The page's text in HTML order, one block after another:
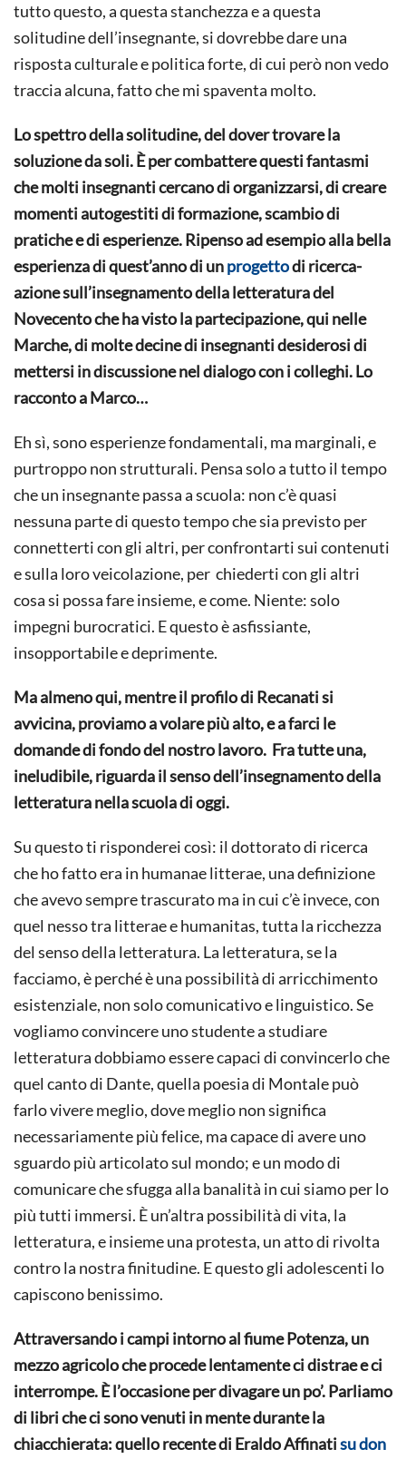
tutto questo, a questa stanchezza e a questa
solitudine dell’insegnante, si dovrebbe dare una
risposta culturale e politica forte, di cui però non vedo
traccia alcuna, fatto che mi spaventa molto.
Lo spettro della solitudine, del dover trovare la
soluzione da soli. È per combattere questi fantasmi
che molti insegnanti cercano di organizzarsi, di creare
momenti autogestiti di formazione, scambio di
pratiche e di esperienze. Ripenso ad esempio alla bella
esperienza di quest’anno di unprogettodi ricerca-
azione sull’insegnamento della letteratura del
Novecento che ha visto la partecipazione, qui nelle
Marche, di molte decine di insegnanti desiderosi di
mettersi in discussione nel dialogo con i colleghi. Lo
racconto a Marco…
Eh sì, sono esperienze fondamentali, ma marginali, e
purtroppo non strutturali. Pensa solo a tutto il tempo
che un insegnante passa a scuola: non c’è quasi
nessuna parte di questo tempo che sia previsto per
connetterti con gli altri, per confrontarti sui contenuti
e sulla loro veicolazione, per chiederti con gli altri
cosa si possa fare insieme, e come. Niente: solo
impegni burocratici. E questo è asfissiante,
insopportabile e deprimente.
Ma almeno qui, mentre il profilo di Recanati si
avvicina, proviamo a volare più alto, e a farci le
domande di fondo del nostro lavoro. Fra tutte una,
ineludibile, riguarda il senso dell’insegnamento della
letteratura nella scuola di oggi.
Su questo ti risponderei così: il dottorato di ricerca
che ho fatto era in humanae litterae, una definizione
che avevo sempre trascurato ma in cui c’è invece, con
quel nesso tra litterae e humanitas, tutta la ricchezza
del senso della letteratura. La letteratura, se la
facciamo, è perché è una possibilità di arricchimento
esistenziale, non solo comunicativo e linguistico. Se
vogliamo convincere uno studente a studiare
letteratura dobbiamo essere capaci di convincerlo che
quel canto di Dante, quella poesia di Montale può
farlo vivere meglio, dove meglio non significa
necessariamente più felice, ma capace di avere uno
sguardo più articolato sul mondo; e un modo di
comunicare che sfugga alla banalità in cui siamo per lo
più tutti immersi. È un’altra possibilità di vita, la
letteratura, e insieme una protesta, un atto di rivolta
contro la nostra finitudine. E questo gli adolescenti lo
capiscono benissimo.
Attraversando i campi intorno al fiume Potenza, un
mezzo agricolo che procede lentamente ci distrae e ci
interrompe. È l’occasione per divagare un po’. Parliamo
di libri che ci sono venuti in mente durante la
chiacchierata: quello recente di Eraldo Affinatisu don